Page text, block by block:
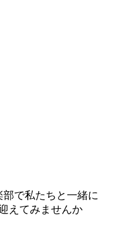
で私たちと一緒に
えてみませんか